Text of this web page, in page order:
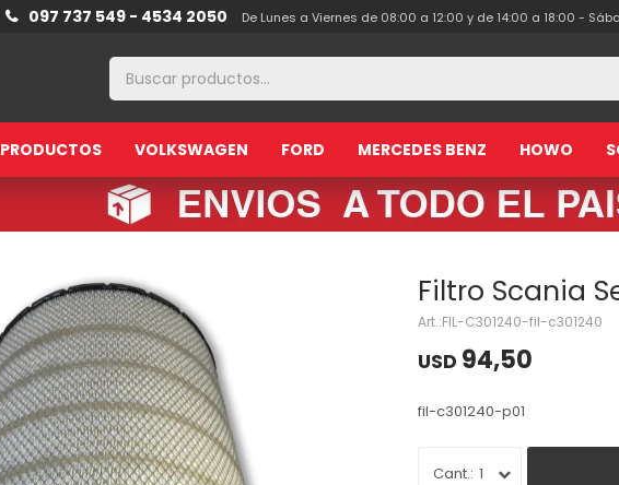
PRODUCTOS VOLKSWAGEN FORD MERCEDES BENZ HOWO
097 737 549 - 4534 2050 De Lunes a Viernes de 08:00 a 12:00 y de 14:00 a 18:00 -
Filtro Scania
FIL-C301240-fil-c301240
USD 94,50
fil-c301240-p01
1